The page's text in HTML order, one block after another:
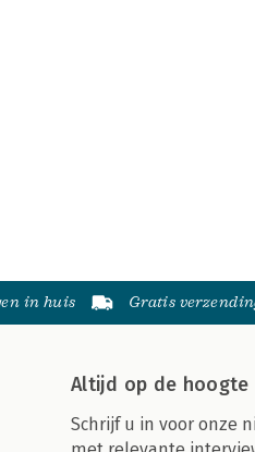
in huis Gratis
Altijd op de hoogte
Schrijf u in voor onze